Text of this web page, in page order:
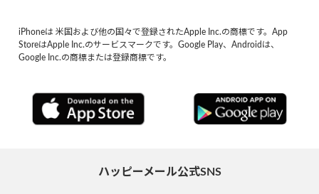
iPhoneは 米国および他の国々で登録されたApple Inc.の商標です。App
StoreはApple Inc.のサービスマークです。Google Play、Androidは、
Google Inc.の商標または登録商標です。
ハッピーメール公式SNS